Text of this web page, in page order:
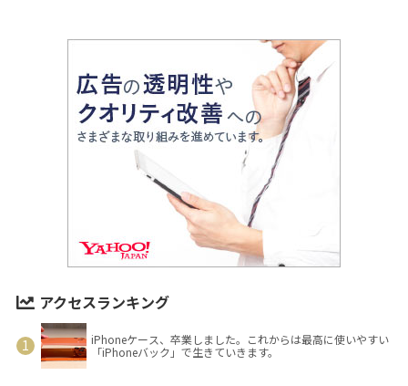
アクセスランキング
iPhoneケース、卒業しました。これからは最高に使いやすい
「iPhoneバック」で生きていきます。